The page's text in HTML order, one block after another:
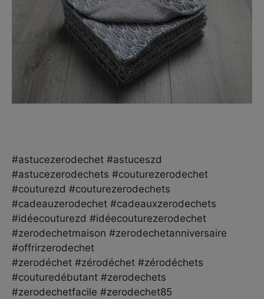
#astucezerodechet #astuceszd
#astucezerodechets #couturezerodechet
#couturezd #couturezerodechets
#cadeauzerodechet #cadeauxzerodechets
#idéecouturezd #idéecouturezerodechet
#zerodechetmaison #zerodechetanniversaire
#offrirzerodechet
#zerodéchet #zérodéchet #zérodéchets
#couturedébutant #zerodechets
#zerodechetfacile #zerodechet85